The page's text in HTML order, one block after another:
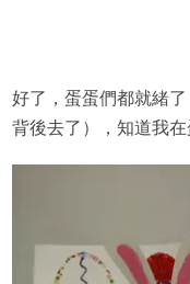
好了，蛋蛋們都就緒
背後去了），知道我在